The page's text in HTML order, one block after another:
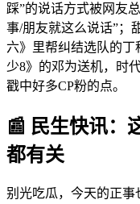
踩”的说话方式被网友
事/朋友就这么说话”；
六》里帮纠结选队的
少8》的邓为送机，时
戳中好多CP粉的点。
📰 民生快讯：
都有关
别光吃瓜，今天的正